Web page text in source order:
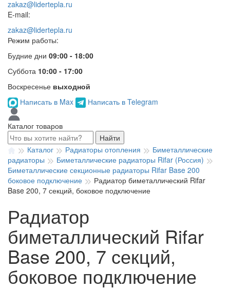
zakaz@lidertepla.ru
E-mail:
zakaz@lidertepla.ru
Режим работы:
Будние дни 09:00 - 18:00
Суббота 10:00 - 17:00
Воскресенье выходной
Написать в Max
Написать в Telegram
Каталог товаров
Найти
Каталог
Радиаторы отопления
Биметаллические
радиаторы
Биметаллические радиаторы Rifar (Россия)
Биметаллические секционные радиаторы Rifar Base 200
боковое подключение
Радиатор биметаллический Rifar
Base 200, 7 секций, боковое подключение
Радиатор
биметаллический Rifar
Base 200, 7 секций,
боковое подключение